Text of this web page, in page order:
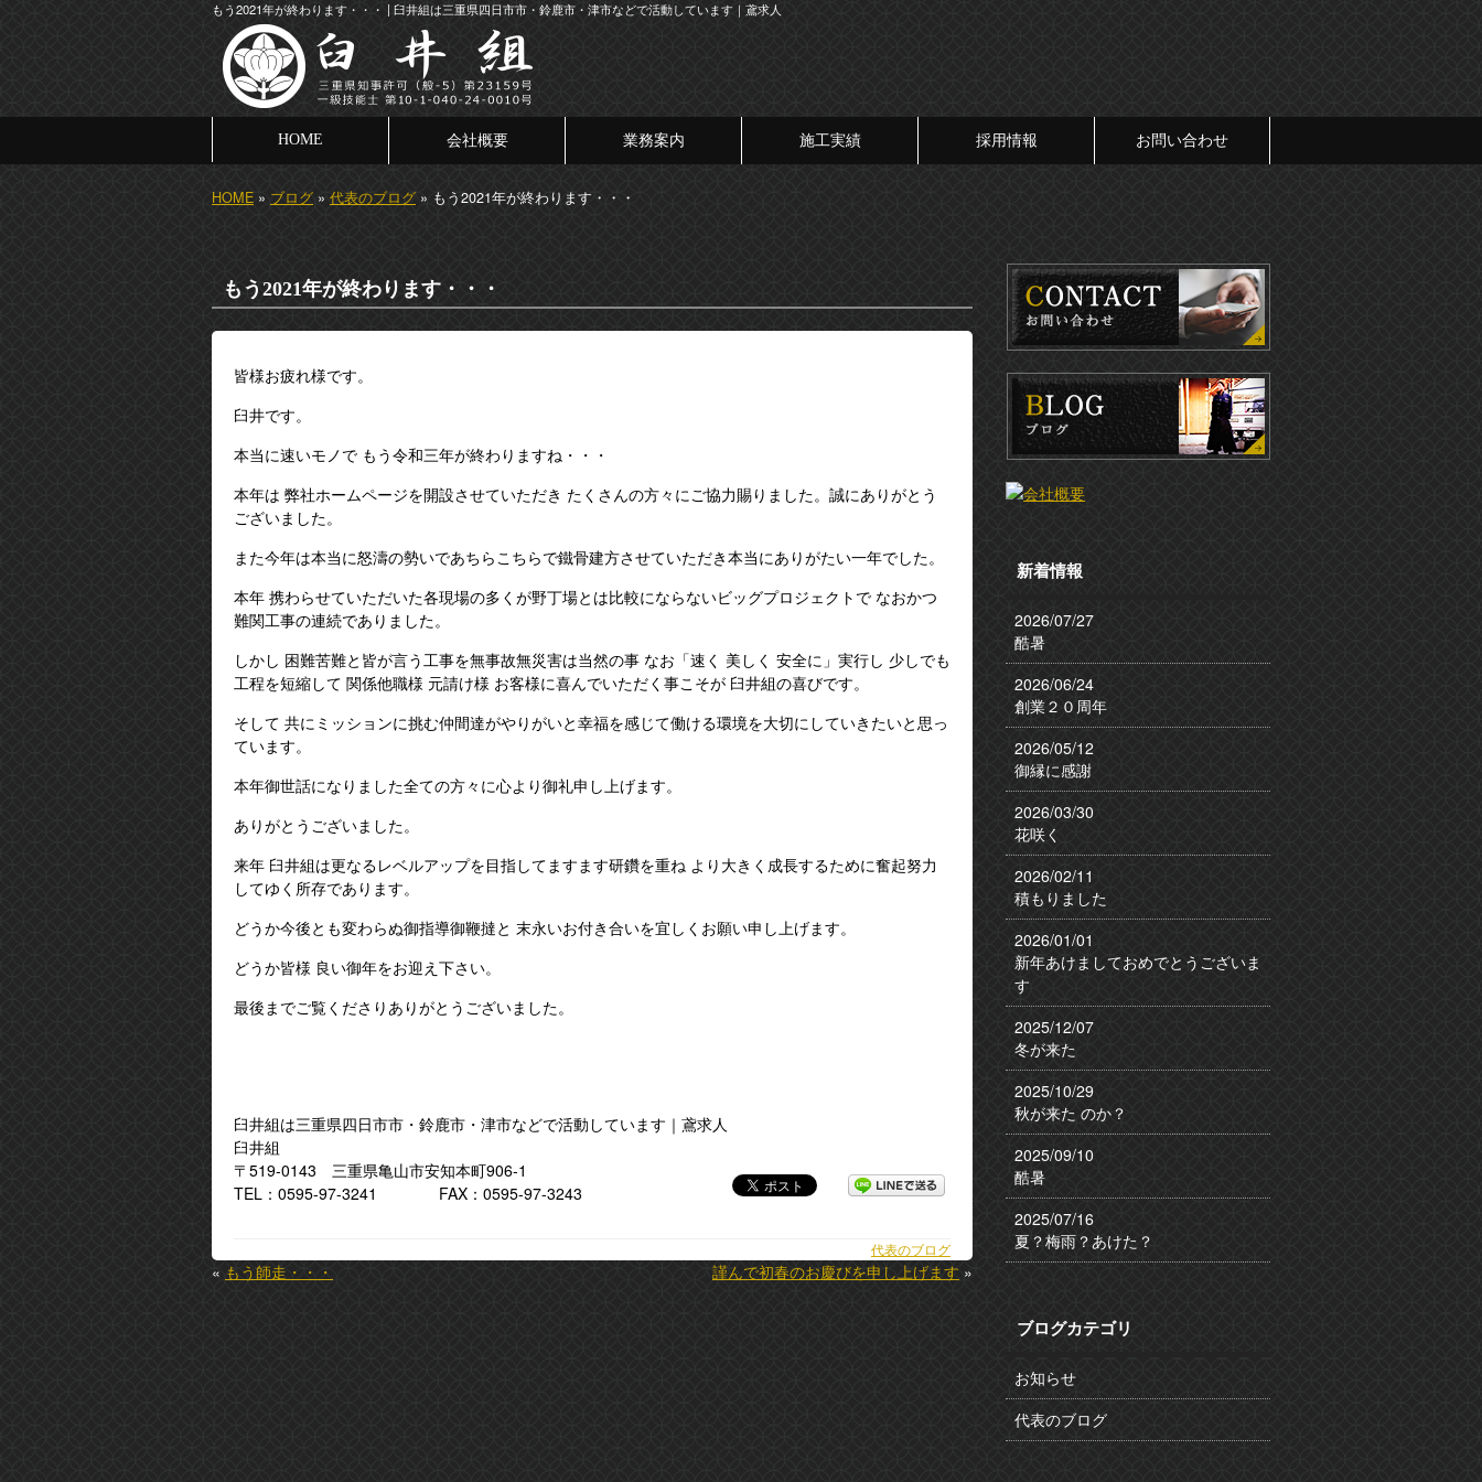
もう2021年が終わります・・・ | 臼井組は三重県四日市市・鈴鹿市・津市などで活動しています｜鳶求人
HOME 会社概要 業務案内 施工実績 採用情報 お問い合わせ
HOME » ブログ » 代表のブログ » もう2021年が終わります・・・
もう2021年が終わります・・・
皆様お疲れ様です。
臼井です。
本当に速いモノで もう令和三年が終わりますね・・・
本年は 弊社ホームページを開設させていただき たくさんの方々にご協力賜りました。誠にありがとう
ございました。
また今年は本当に怒濤の勢いであちらこちらで鐵骨建方させていただき本当にありがたい一年でした。
本年 携わらせていただいた各現場の多くが野丁場とは比較にならないビッグプロジェクトで なおかつ
難関工事の連続でありました。
しかし 困難苦難と皆が言う工事を無事故無災害は当然の事 なお「速く 美しく 安全に」実行し 少しでも
工程を短縮して 関係他職様 元請け様 お客様に喜んでいただく事こそが 臼井組の喜びです。
そして 共にミッションに挑む仲間達がやりがいと幸福を感じて働ける環境を大切にしていきたいと思っ
ています。
本年御世話になりました全ての方々に心より御礼申し上げます。
ありがとうございました。
来年 臼井組は更なるレベルアップを目指してますます研鑽を重ね より大きく成長するために奮起努力
してゆく所存であります。
どうか今後とも変わらぬ御指導御鞭撻と 末永いお付き合いを宜しくお願い申し上げます。
どうか皆様 良い御年をお迎え下さい。
最後までご覧くださりありがとうございました。
臼井組は三重県四日市市・鈴鹿市・津市などで活動しています｜鳶求人
臼井組
〒519-0143 三重県亀山市安知本町906-1
TEL：0595-97-3241 FAX：0595-97-3243
代表のブログ
« もう師走・・・ 謹んで初春のお慶びを申し上げます »
新着情報
2026/07/27
酷暑
2026/06/24
創業２０周年
2026/05/12
御縁に感謝
2026/03/30
花咲く
2026/02/11
積もりました
2026/01/01
新年あけましておめでとうございま
す
2025/12/07
冬が来た
2025/10/29
秋が来た のか？
2025/09/10
酷暑
2025/07/16
夏？梅雨？あけた？
ブログカテゴリ
お知らせ
代表のブログ